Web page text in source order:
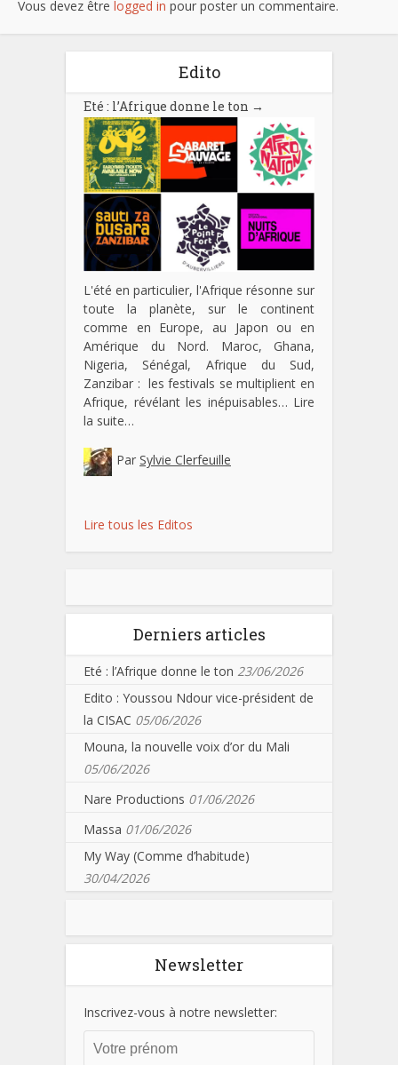
Vous devez être logged in pour poster un commentaire.
Edito
Eté : l’Afrique donne le ton →
L'été en particulier, l'Afrique résonne sur
toute la planète, sur le continent
comme en Europe, au Japon ou en
Amérique du Nord. Maroc, Ghana,
Nigeria, Sénégal, Afrique du Sud,
Zanzibar : les festivals se multiplient en
Afrique, révélant les inépuisables… Lire
la suite…
Par Sylvie Clerfeuille
Lire tous les Editos
Derniers articles
Eté : l’Afrique donne le ton 23/06/2026
Edito : Youssou Ndour vice-président de
la CISAC 05/06/2026
Mouna, la nouvelle voix d’or du Mali
05/06/2026
Nare Productions 01/06/2026
Massa 01/06/2026
My Way (Comme d’habitude)
30/04/2026
Newsletter
Inscrivez-vous à notre newsletter: